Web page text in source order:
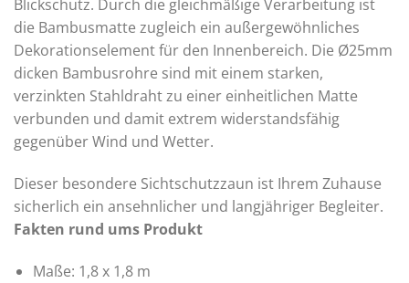
Blickschutz. Durch die gleichmäßige Verarbeitung ist
die Bambusmatte zugleich ein außergewöhnliches
Dekorationselement für den Innenbereich. Die Ø25mm
dicken Bambusrohre sind mit einem starken,
verzinkten Stahldraht zu einer einheitlichen Matte
verbunden und damit extrem widerstandsfähig
gegenüber Wind und Wetter.
Dieser besondere Sichtschutzzaun ist Ihrem Zuhause
sicherlich ein ansehnlicher und langjähriger Begleiter.
Fakten rund ums Produkt
Maße: 1,8 x 1,8 m